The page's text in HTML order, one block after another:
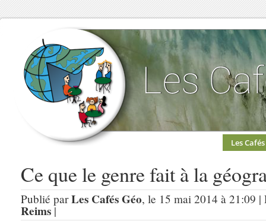
Les Cafés
Ce que le genre fait à la
Publié parLes Cafés Géo, le 15 mai 2014 à 21:09
Reims|